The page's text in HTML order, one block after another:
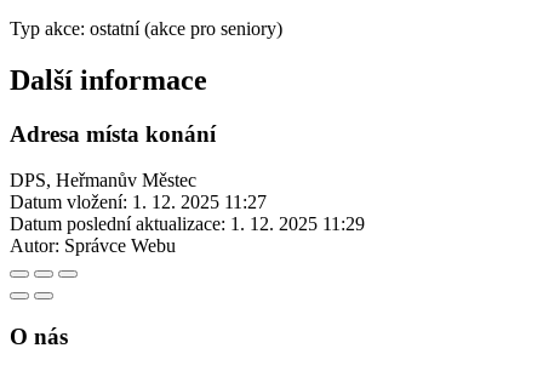
Typ akce: ostatní (akce pro seniory)
Další informace
Adresa místa konání
DPS, Heřmanův Městec
Datum vložení: 1. 12. 2025 11:27
Datum poslední aktualizace: 1. 12. 2025 11:29
Autor: Správce Webu
O nás